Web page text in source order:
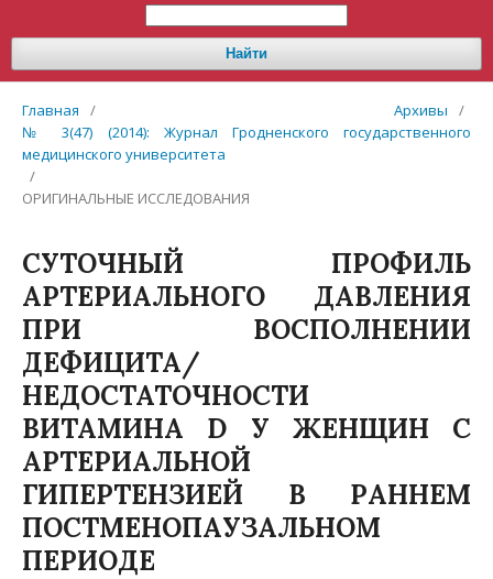
Найти
Главная / Архивы
/
№ 3(47) (2014): Журнал Гродненского государственного
медицинского университета
/
ОРИГИНАЛЬНЫЕ ИССЛЕДОВАНИЯ
СУТОЧНЫЙ ПРОФИЛЬ
АРТЕРИАЛЬНОГО ДАВЛЕНИЯ
ПРИ ВОСПОЛНЕНИИ
ДЕФИЦИТА/
НЕДОСТАТОЧНОСТИ
ВИТАМИНА D У ЖЕНЩИН С
АРТЕРИАЛЬНОЙ
ГИПЕРТЕНЗИЕЙ В РАННЕМ
ПОСТМЕНОПАУЗАЛЬНОМ
ПЕРИОДЕ